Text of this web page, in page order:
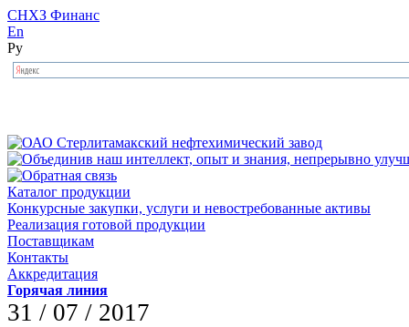
СНХЗ Финанс
En
Ру
Каталог продукции
Конкурсные закупки, услуги и невостребованные активы
Реализация готовой продукции
Поставщикам
Контакты
Аккредитация
Горячая линия
31 / 07 / 2017